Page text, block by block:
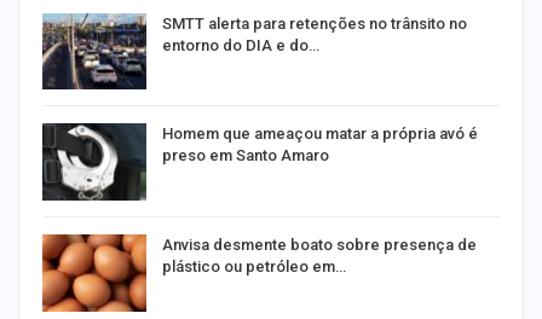
SMTT alerta para retenções no trânsito no
entorno do DIA e do…
Homem que ameaçou matar a própria avó é
preso em Santo Amaro
Anvisa desmente boato sobre presença de
plástico ou petróleo em…